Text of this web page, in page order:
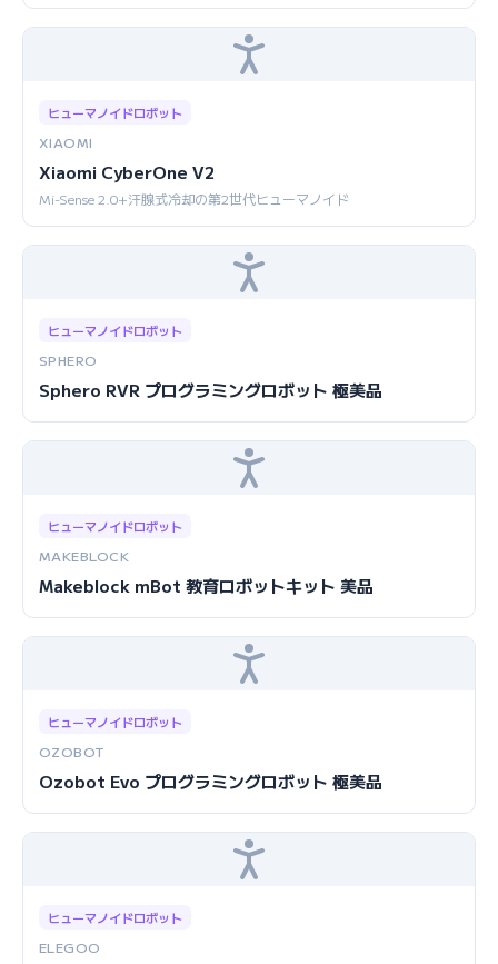
ヒューマノイドロボット
XIAOMI
Xiaomi CyberOne V2
Mi-Sense 2.0+汗腺式冷却の第2世代ヒューマノイド
ヒューマノイドロボット
SPHERO
Sphero RVR プログラミングロボット 極美品
ヒューマノイドロボット
MAKEBLOCK
Makeblock mBot 教育ロボットキット 美品
ヒューマノイドロボット
OZOBOT
Ozobot Evo プログラミングロボット 極美品
ヒューマノイドロボット
ELEGOO